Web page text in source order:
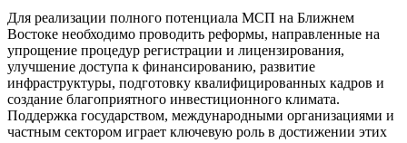
Для реализации полного потенциала МСП на Ближнем
Востоке необходимо проводить реформы, направленные на
упрощение процедур регистрации и лицензирования,
улучшение доступа к финансированию, развитие
инфраструктуры, подготовку квалифицированных кадров и
создание благоприятного инвестиционного климата.
Поддержка государством, международными организациями и
частным сектором играет ключевую роль в достижении этих